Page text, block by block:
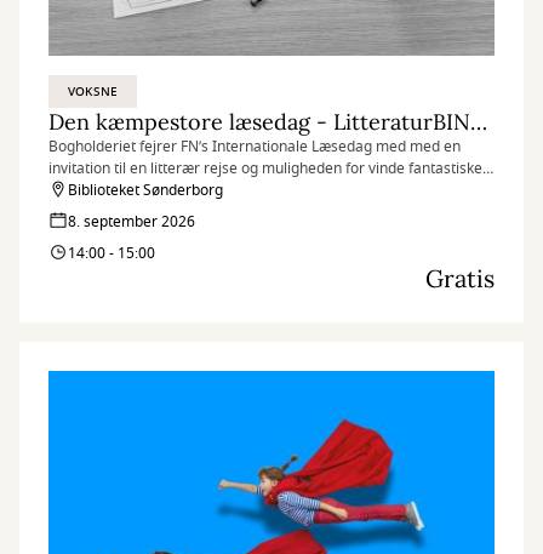
VOKSNE
Den kæmpestore læsedag - LitteraturBINGO
Bogholderiet fejrer FN’s Internationale Læsedag med med en
invitation til en litterær rejse og muligheden for vinde fantastiske
præmier ved at lytte og krydse af på din bingoplade!
Biblioteket Sønderborg
8. september 2026
14:00 - 15:00
Gratis